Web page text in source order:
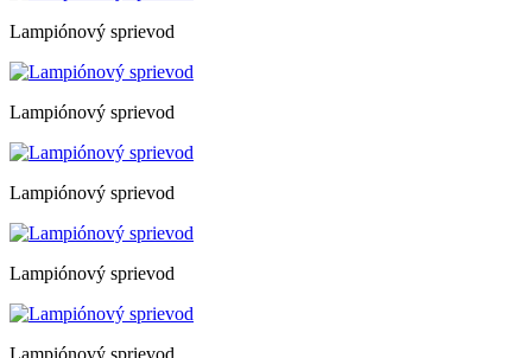
Lampiónový sprievod
Lampiónový sprievod
Lampiónový sprievod
Lampiónový sprievod
Lampiónový sprievod